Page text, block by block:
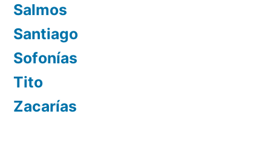
Salmos
Santiago
Sofonías
Tito
Zacarías